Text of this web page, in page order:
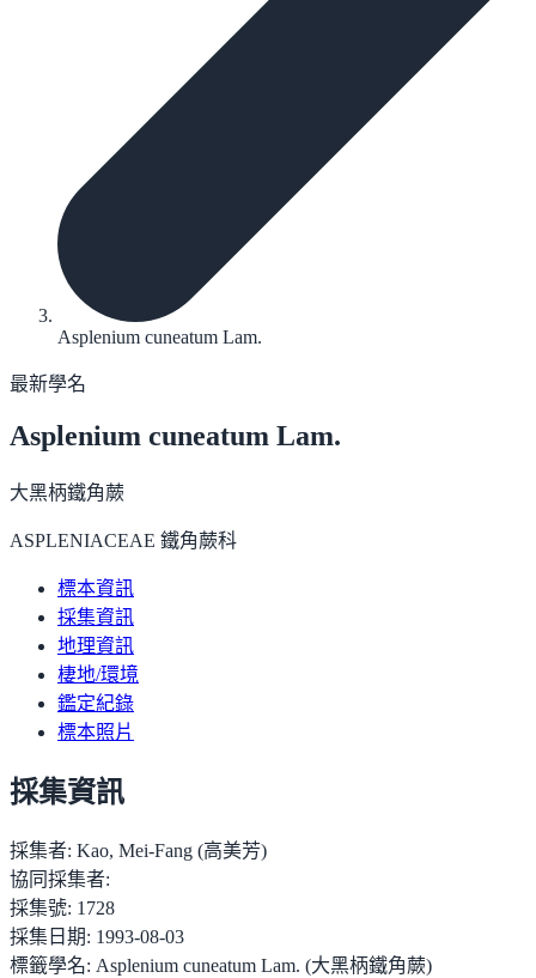
Asplenium cuneatum Lam.
最新學名
Asplenium cuneatum Lam.
大黑柄鐵角蕨
ASPLENIACEAE 鐵角蕨科
標本資訊
採集資訊
地理資訊
棲地/環境
鑑定紀錄
標本照片
採集資訊
採集者: Kao, Mei-Fang (高美芳)
協同採集者:
採集號: 1728
採集日期: 1993-08-03
標籤學名: Asplenium cuneatum Lam. (大黑柄鐵角蕨)